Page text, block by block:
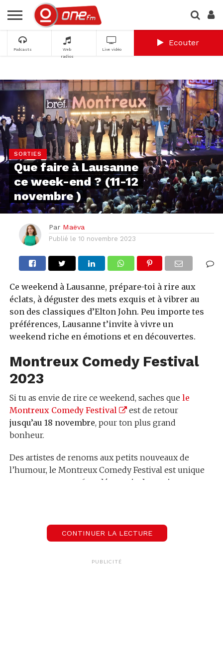
Podcasts
Web
radios
Live vidéo
Ecouter
SORTIES
Que faire à Lausanne
ce week-end ? (11-12
novembre )
Par Maëva
Publié le 10 novembre 2023
Ce weekend à Lausanne, prépare-toi à rire aux
éclats, à déguster des mets exquis et à vibrer au
son des classiques d’Elton John. Peu importe tes
préférences, Lausanne t’invite à vivre un
weekend riche en émotions et en découvertes.
Montreux Comedy Festival
2023
Si tu as envie de rire ce weekend, saches que le
Montreux Comedy Festival
est de retour
jusqu’au 18 novembre, pour ton plus grand
bonheur.
Des artistes de renoms aux petits nouveaux de
l’humour, le Montreux Comedy Festival est unique
en son genre et te fera
découvrir des artistes
Palais de Beaulieu à Lausannepour 11 jours de
festivités et de fous rires. Toutes les informations
CONTINUER LA LECTURE
PUBLICITÉ